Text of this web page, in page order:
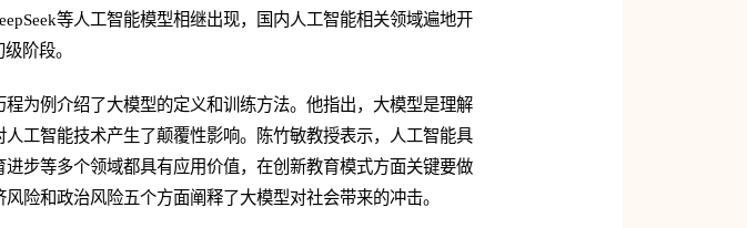
等人工智能模型相继出现，国内人工智能相关领域遍地开
阶段。
程为例介绍了大模型的定义和训练方法。他指出，大模型是理解
工智能技术产生了颠覆性影响。陈竹敏教授表示，人工智能具
步等多个领域都具有应用价值，在创新教育模式方面关键要做
险和政治风险五个方面阐释了大模型对社会带来的冲击。